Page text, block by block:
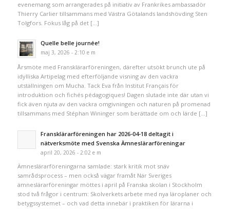
evenemang som arrangerades på initiativ av Frankrikes ambassadör
Thierry Carlier tillsammans med Västra Götalands landshövding Sten
Tolgfors. Fokus låg på det […]
Quelle belle journée!
maj 3, 2026 - 2:10 e m
Årsmöte med Fransklärarföreningen, därefter utsökt brunch ute på
idylliska Artipelag med efterföljande visning av den vackra
utställningen om Mucha. Tack Eva från Institut Français för
introduktion och fichés pédagogiques! Dagen slutade inte där utan vi
fick även njuta av den vackra omgivningen och naturen på promenad
tillsammans med Stéphan Wininger som berättade om och lärde […]
Fransklärarföreningen har 2026-04-18 deltagit i
nätverksmöte med Svenska Ämneslärarföreningar
april 20, 2026 - 2:02 e m
Ämneslärarföreningarna samlade: stark kritik mot snäv
samrådsprocess – men också vägar framåt När Sveriges
ämneslärarföreningar möttes i april på Franska skolan i Stockholm
stod två frågor i centrum: Skolverkets arbete med nya läroplaner och
betygssystemet – och vad detta innebär i praktiken för lärarna i